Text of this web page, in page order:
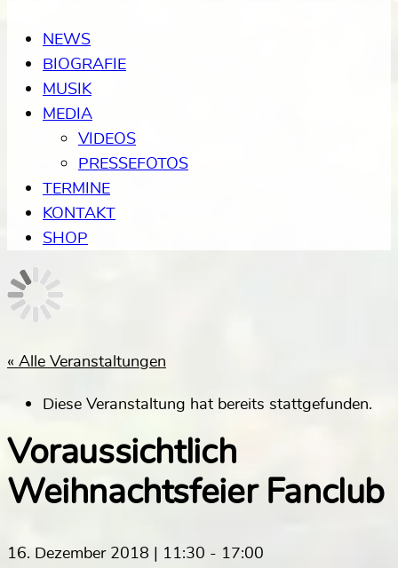
NEWS
BIOGRAFIE
MUSIK
MEDIA
VIDEOS
PRESSEFOTOS
TERMINE
KONTAKT
SHOP
« Alle Veranstaltungen
Diese Veranstaltung hat bereits stattgefunden.
Voraussichtlich
Weihnachtsfeier Fanclub
16. Dezember 2018 | 11:30 - 17:00